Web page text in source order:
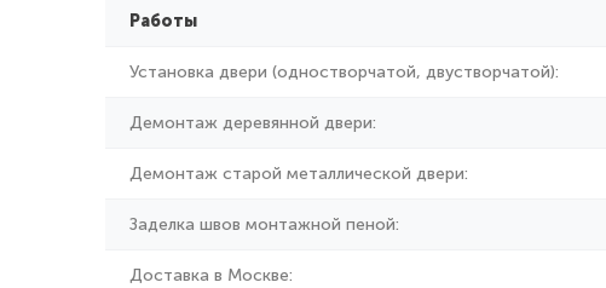
Работы
Установка двери (одностворчатой, двустворчатой):
Демонтаж деревянной двери:
Демонтаж старой металлической двери:
Заделка швов монтажной пеной:
Доставка в Москве: